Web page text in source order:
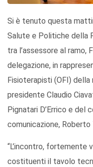
Si è tenuto questa
Salute e Politiche della
tra l’assessore al ramo,
delegazione, in
Fisioterapisti (OFI)
presidente Claudio
Pignatari D’Errico e del
comunicazione, Roberto
“L’incontro, fortemente
costituenti il tavolo